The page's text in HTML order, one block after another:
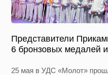
Представители
6 бронзовых медалей
25 мая в УДС «Молот»